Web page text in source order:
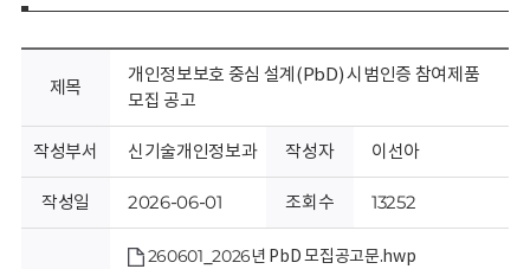
보
호
위
원
회
제목
개인정보보호 중심 설계(PbD) 시범인증 참여제품
모집 공고
작성부서 신기술개인정보과 작성자 이선아
작성일 2026-06-01 조회수 13252
260601_2026년 PbD 모집공고문.hwp